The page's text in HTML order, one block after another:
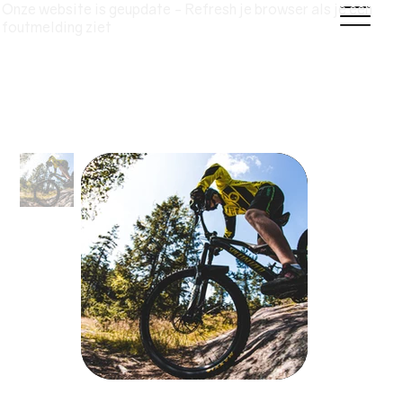
Onze website is geupdate - Refresh je browser als je een